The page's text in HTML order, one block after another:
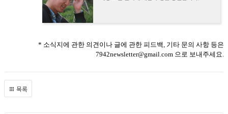
* 소식지에 관한 의견이나 글에 관한 피드백, 기타 문의 사항 등은
7942newsletter@gmail.com 으로 보내주세요.
목록